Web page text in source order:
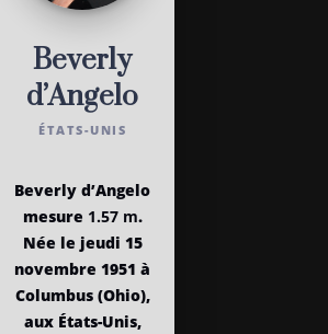
Beverly
d’Angelo
ÉTATS-UNIS
Beverly d’Angelo
mesure 1.57 m.
Née le jeudi 15
novembre 1951 à
Columbus (Ohio),
aux États-Unis,